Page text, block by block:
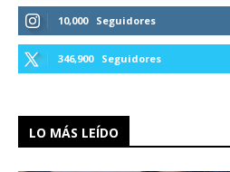
10,000 Seguidores
346,900 Seguidores
LO MÁS LEÍDO